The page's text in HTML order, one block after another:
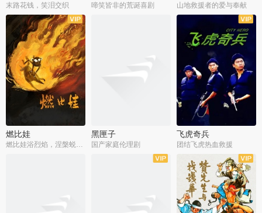
末路花钱，笑泪交织 啼笑皆非的荒诞喜剧 山地救援者的爱与奉献
燃比娃
燃比娃浴烈焰，涅槃蜕变成人
黑匣子
国产家庭伦理剧
飞虎奇兵
团结飞虎热血救援